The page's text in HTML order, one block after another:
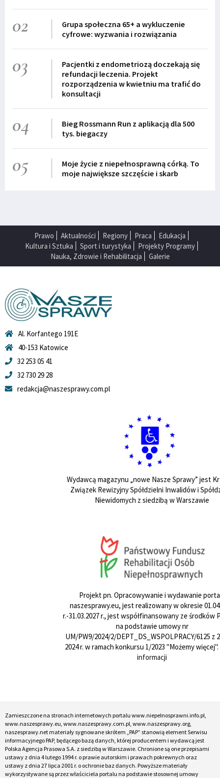
02
Grupa społeczna 65+ a wykluczenie
cyfrowe: wyzwania i rozwiązania
03
Pacjentki z endometriozą doczekają się
refundacji leczenia. Projekt
rozporządzenia w kwietniu ma trafić do
konsultacji
04
Bieg Rossmann Run z aplikacją dla 500
tys. biegaczy
05
Moje życie z niepełnosprawną córką. To
moje największe szczęście i skarb
Prawo Aktualności Regiony Praca
Edukacja
Kultura i Sztuka
Sport i turystyka
Projekty Programy
Nauka, Zdrowie i Rehabilitacja
Galerie
Al. Korfantego 191E
40-153 Katowice
32 253 05 41
32 730 29 28
redakcja@naszesprawy.com.pl
Wydawcą magazynu „nowe Nasze Sprawy” jest
Związek Rewizyjny Spółdzielni Inwalidów i
Niewidomych z siedzibą w Warszawie
Projekt pn. Opracowywanie i wydawanie
naszesprawy.eu, jest realizowany w okresie
r.-31.03.2027 r., jest współfinansowany ze środków
na podstawie umowy nr
UM/PW9/2024/2/DEPT_DS_WSPOLPRACY/6125 z
2024 r. w ramach konkursu 1/2023 "Możemy więcej".
informacji
Zamieszczone na stronach internetowych portalu www.niepelnosprawni.info.pl,
www.naszesprawy.eu, www.naszesprawy.com.pl, www.naszesprawy.org,
naszesprawy.net materiały sygnowane skrótem „PAP” stanowią element Serwisu
informacyjnego PAP, będącego bazą danych, której producentem i wydawcą jest
Polska Agencja Prasowa S.A. z siedzibą w Warszawie. Chronione są one przepisami
ustawy z dnia 4 lutego 1994 r. o prawie autorskim i prawach pokrewnych oraz
ustawy z dnia 27 lipca 2001 r. o ochronie baz danych. Powyższe materiały
wykorzystywane są przez właściciela portalu na podstawie stosownej umowy